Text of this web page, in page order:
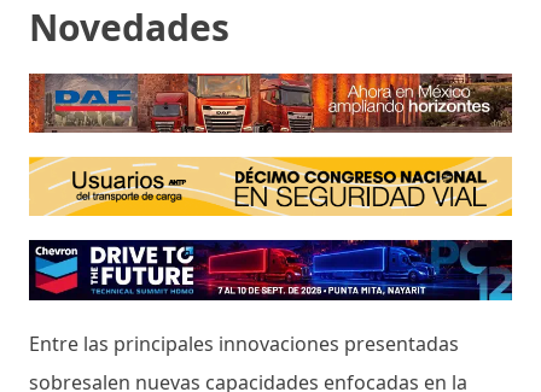
Novedades
Entre las principales innovaciones presentadas
sobresalen nuevas capacidades enfocadas en la